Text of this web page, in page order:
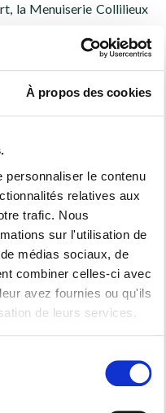
À propos des cookies
personnaliser le contenu
relatives aux
trafic. Nous
sur l'utilisation de
médias sociaux, de
combiner celles-ci avec
avez fournies ou qu'ils
de leurs services.
la Menuiserie Collilieux
performante et
de
dans votre cuisine
grande maitrise de la
atout pour obtenir les